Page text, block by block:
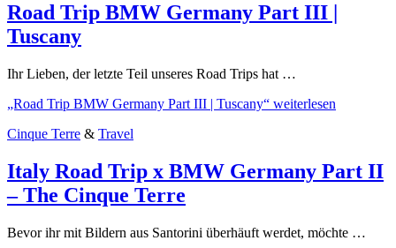
Road Trip BMW Germany Part III |
Tuscany
Ihr Lieben, der letzte Teil unseres Road Trips hat …
„Road Trip BMW Germany Part III | Tuscany“ weiterlesen
Cinque Terre & Travel
Italy Road Trip x BMW Germany Part II
– The Cinque Terre
Bevor ihr mit Bildern aus Santorini überhäuft werdet, möchte …